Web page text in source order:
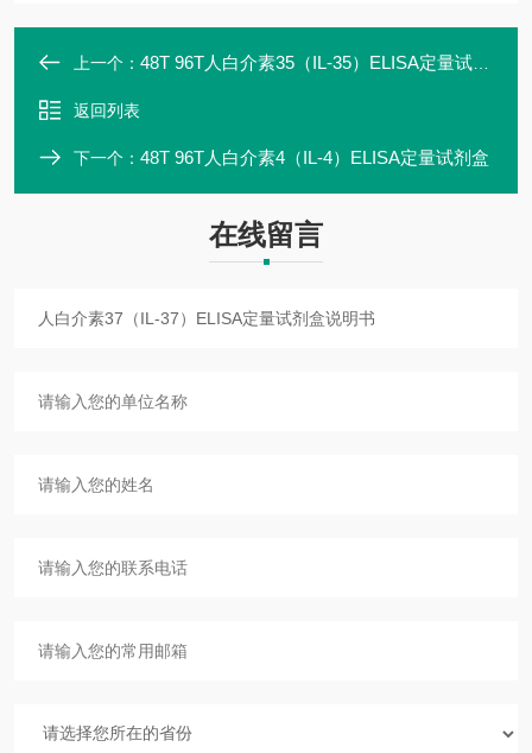
上一个： 48T 96T人白介素35（IL-35）ELISA定量试剂盒价格
返回列表
下一个： 48T 96T人白介素4（IL-4）ELISA定量试剂盒
在线留言